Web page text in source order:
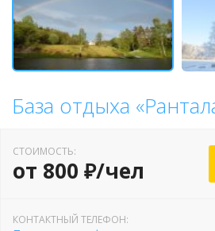
База отдыха
СТОИМОСТЬ:
от 800 ₽/чел
КОНТАКТНЫЙ ТЕЛЕФОН: